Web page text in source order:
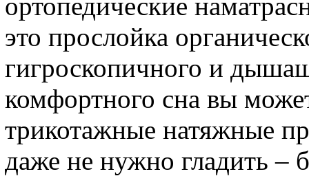
это прослойка
гигроскопичного и
комфортного сна вы
трикотажные натяжные
даже не нужно гладить –